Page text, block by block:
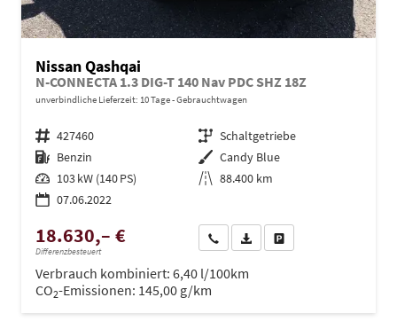
Nissan Qashqai
N-CONNECTA 1.3 DIG-T 140 Nav PDC SHZ 18Z
unverbindliche Lieferzeit: 10 Tage Gebrauchtwagen
Fahrzeugnr. 427460 Getriebe Schaltgetriebe
Kraftstoff Benzin Außenfarbe Candy Blue
Leistung 103 kW (140 PS) Kilometerstand 88.400 km
07.06.2022
18.630,– €
Differenzbesteuert
Wir rufen Sie anPDF-Datei, Fahrzeugexposé
Verbrauch kombiniert: 6,40 l/100km
CO2-Emissionen: 145,00 g/km